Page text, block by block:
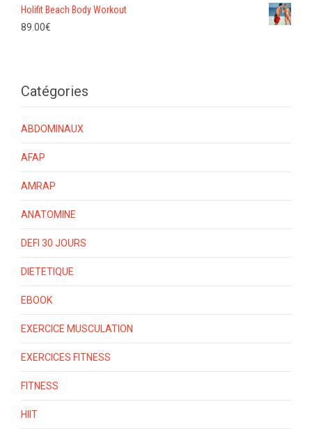
Holifit Beach Body Workout
89.00€
Catégories
ABDOMINAUX
AFAP
AMRAP
ANATOMINE
DEFI 30 JOURS
DIETETIQUE
EBOOK
EXERCICE MUSCULATION
EXERCICES FITNESS
FITNESS
HIIT